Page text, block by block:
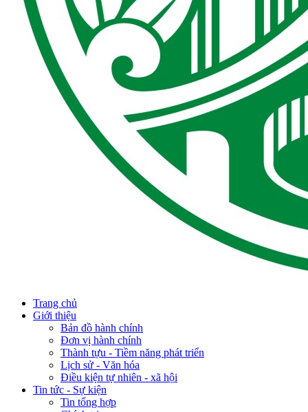
Trang chủ
Giới thiệu
Bản đồ hành chính
Đơn vị hành chính
Thành tựu - Tiềm năng phát triển
Lịch sử - Văn hóa
Điều kiện tự nhiên - xã hội
Tin tức - Sự kiện
Tin tổng hợp